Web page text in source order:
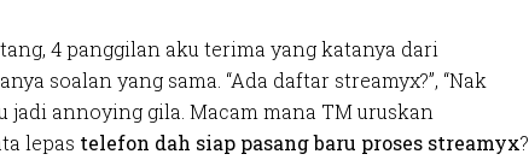
4 panggilan aku terima yang katanya dari
soalan yang sama. “Ada daftar streamyx?”, “Nak
jadi annoying gila. Macam mana TM uruskan
lepas telefon dah siap pasang baru proses streamyx?